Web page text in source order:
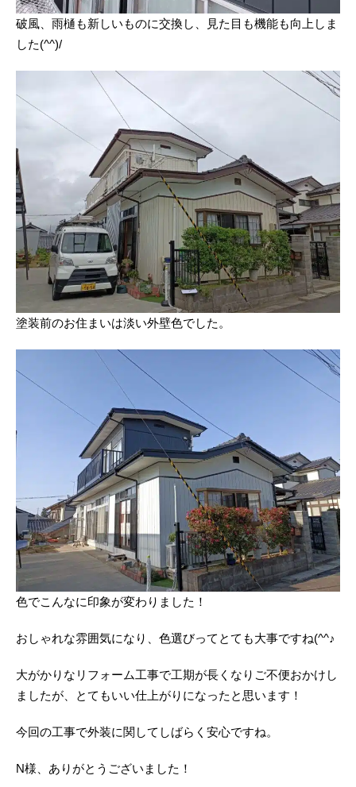
破風、雨樋も新しいものに交換し、見た目も機能も向上しま
した(^^)/
塗装前のお住まいは淡い外壁色でした。
色でこんなに印象が変わりました！
おしゃれな雰囲気になり、色選びってとても大事ですね(^^♪
大がかりなリフォーム工事で工期が長くなりご不便おかけし
ましたが、とてもいい仕上がりになったと思います！
今回の工事で外装に関してしばらく安心ですね。
N様、ありがとうございました！